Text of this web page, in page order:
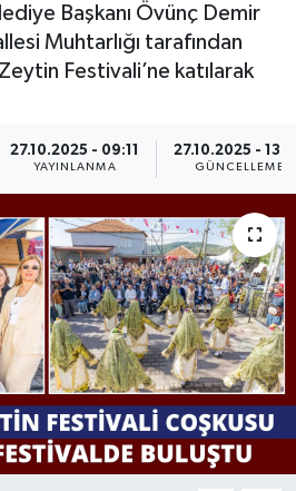
Başkanı Övünç Demir
Muhtarlığı tarafından
Festivali’ne katılarak
27.10.2025 - 09:11
YAYINLANMA
27.10.2025 -
GÜNCELLEME